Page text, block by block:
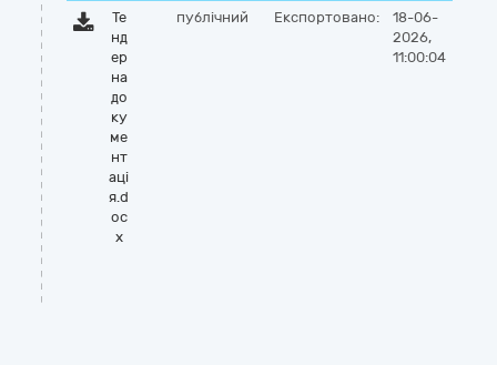
Те
нд
ер
на
до
ку
ме
нт
аці
я.d
oc
x
публічний Експортовано:
18-06-
2026,
11:00:04